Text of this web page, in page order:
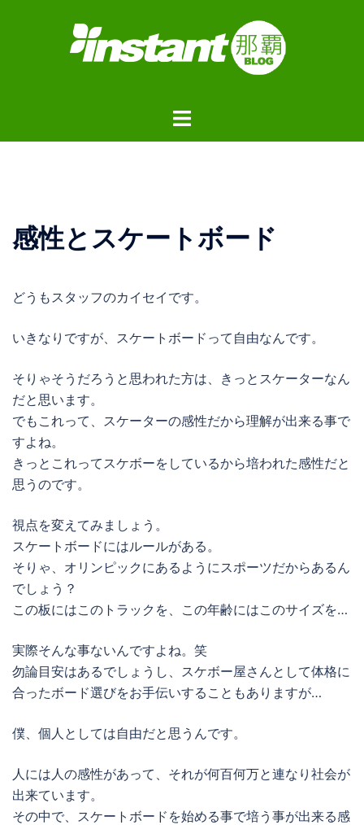
ト
ー
感性とスケートボード
どうもスタッフのカイセイです。
いきなりですが、スケートボードって自由なんです。
そりゃそうだろうと思われた方は、きっとスケーターなん
だと思います。
でもこれって、スケーターの感性だから理解が出来る事で
すよね。
きっとこれってスケボーをしているから培われた感性だと
思うのです。
視点を変えてみましょう。
スケートボードにはルールがある。
そりゃ、オリンピックにあるようにスポーツだからあるん
でしょう？
この板にはこのトラックを、この年齢にはこのサイズを…
実際そんな事ないんですよね。笑
勿論目安はあるでしょうし、スケボー屋さんとして体格に
合ったボード選びをお手伝いすることもありますが…
僕、個人としては自由だと思うんです。
人には人の感性があって、それが何百何万と連なり社会が
出来ています。
その中で、スケートボードを始める事で培う事が出来る感